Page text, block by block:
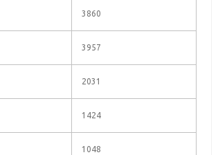
3860
3957
2031
1424
1048